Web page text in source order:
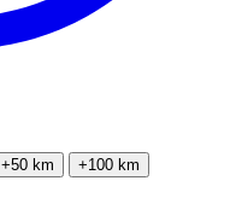
+50 km +100 km